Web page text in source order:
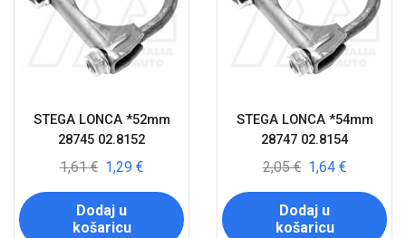
STEGA LONCA *52mm
28745 02.8152
1,61€ 1,29 €
Dodaj u
košaricu
STEGA LONCA *54mm
28747 02.8154
2,05€ 1,64 €
Dodaj u
košaricu